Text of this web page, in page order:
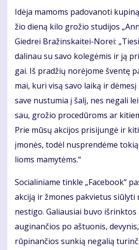
Idė­ja ma­moms pa­do­va­no­ti
žio die­ną ki­lo gro­žio stu­di­jos
Gied­rei Bra­žins­kai­tei-No­rei:
da­li­nau su sa­vo ko­le­gė­mis ir ją
gai. Iš pra­džių no­rė­jo­me šven­tę
mai, ku­ri vi­są sa­vo lai­ką ir
sa­ve nu­stu­mia į ša­lį, nes ne­ga­li
sau, gro­žio pro­ce­dū­roms ar
Prie mū­sų ak­ci­jos pri­si­jun­gė ir
įmo­nės, to­dėl nu­spren­dė­me
lioms ma­my­tėms.“
So­cia­li­nia­me tin­kle „Fa­ce­bo­ok“
ak­ci­ją ir žmo­nes pa­kvie­tus siū­ly­ti
ne­sti­go. Ga­liau­siai bu­vo iš­rink­tos
au­gi­nan­čios po aš­tuo­nis,
rū­pi­nan­čios sun­kią ne­ga­lią